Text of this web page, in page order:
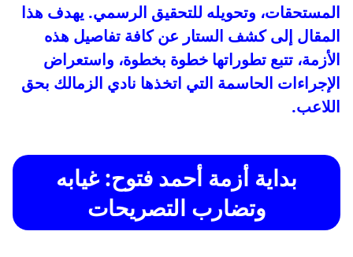
المستحقات، وتحويله للتحقيق الرسمي. يهدف هذا
المقال إلى كشف الستار عن كافة تفاصيل هذه
الأزمة، تتبع تطوراتها خطوة بخطوة، واستعراض
الإجراءات الحاسمة التي اتخذها نادي الزمالك بحق
اللاعب.
بداية أزمة أحمد فتوح: غيابه
وتضارب التصريحات